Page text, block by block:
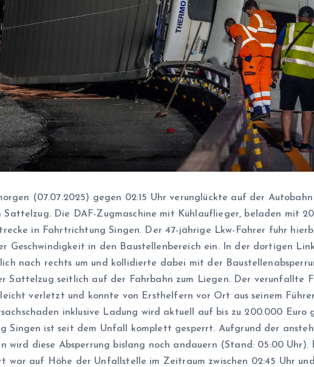
(07.07.2025) gegen 02:15 Uhr verunglückte auf der Autobahn
Die DAF-Zugmaschine mit Kühlauflieger, beladen mit
in Fahrtrichtung Singen. Der 47-jährige Lkw-Fahrer fuhr
Geschwindigkeit in den Baustellenbereich ein. In der dortigen
nach rechts um und kollidierte dabei mit der
Sattelzug seitlich auf der Fahrbahn zum Liegen. Der verunfallte
leicht verletzt und konnte von Ersthelfern vor Ort aus seinem
inklusive Ladung wird aktuell auf bis zu 200.000 Euro
Singen ist seit dem Unfall komplett gesperrt. Aufgrund der
wird diese Absperrung bislang noch andauern (Stand: 05:00 Uhr).
war auf Höhe der Unfallstelle im Zeitraum zwischen 02:45 Uhr